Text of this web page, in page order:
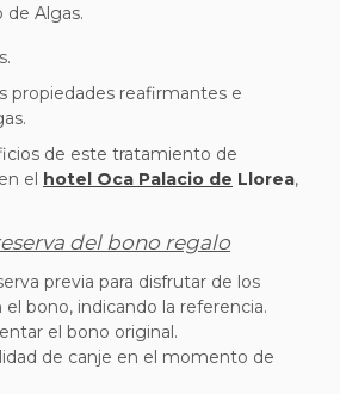
de Algas.
propiedades reafirmantes e
de este tratamiento de
el hotel Oca Palacio de Llorea,
del bono regalo
previa para disfrutar de los
el bono, indicando la referencia.
el bono original.
de canje en el momento de